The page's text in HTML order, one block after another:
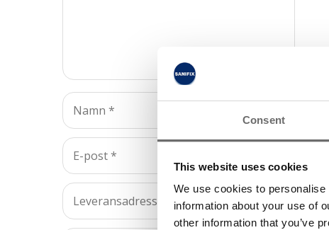
Consent
This website uses cookies
We use cookies to
information about your use of
other information that you’ve